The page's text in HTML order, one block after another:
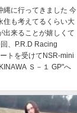
縄に行ってきました 今
住も考えてるくらい大
出来ることが嬉しくて
、P.R.D Racing
トを受けてNSR-mini
Ｓ－１ GP"へ